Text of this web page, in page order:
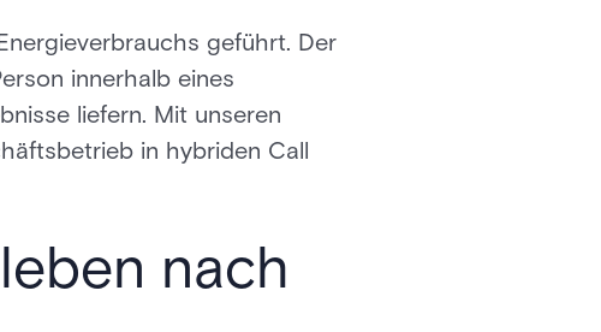
geführt. Der
innerhalb eines
liefern. Mit unseren
in hybriden Call
nach